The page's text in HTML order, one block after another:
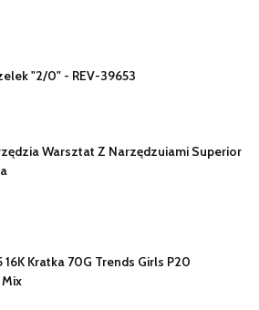
"2/0" - REV-39653
Warsztat Z Narzędzuiami Superior
16K Kratka 70G Trends Girls P20